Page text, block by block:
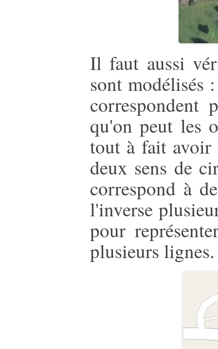
Il faut aussi
sont modélisés
correspondent
qu'on peut les
tout à fait avoir
deux sens de
correspond à
l'inverse
pour
plusieurs lignes.